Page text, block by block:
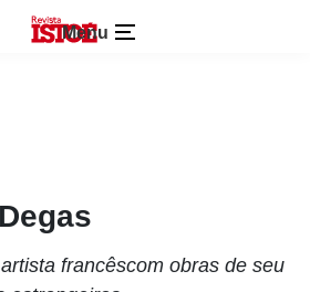
Menu
francêscom obras de seu